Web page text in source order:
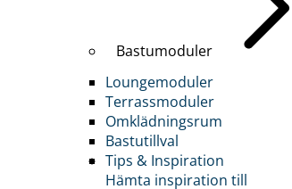
Bastumoduler
Loungemoduler
Terrassmoduler
Omklädningsrum
Bastutillval
Tips & Inspiration
Hämta inspiration till